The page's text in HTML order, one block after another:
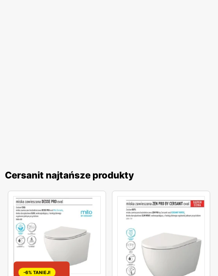
Cersanit najtańsze produkty
-6% TANIEJ!